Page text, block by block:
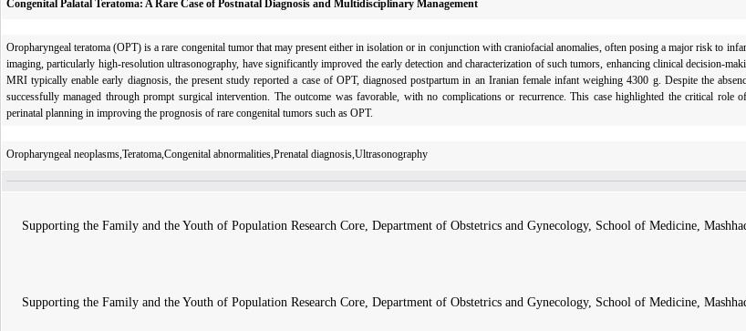
Congenital Palatal Teratoma: A Rare Case of Postnatal Diagnosis and Multidisciplinary Management
Oropharyngeal teratoma (OPT) is a rare congenital tumor that may present either in isolation or in conjunction with craniofacial anomalies, often posing a major risk to
imaging, particularly high-resolution ultrasonography, have significantly improved the early detection and characterization of such tumors, enhancing clinical decision-
MRI typically enable early diagnosis, the present study reported a case of OPT, diagnosed postpartum in an Iranian female infant weighing 4300 g. Despite the
successfully managed through prompt surgical intervention. The outcome was favorable, with no complications or recurrence. This case highlighted the critical role
perinatal planning in improving the prognosis of rare congenital tumors such as OPT.
Oropharyngeal neoplasms,Teratoma,Congenital abnormalities,Prenatal diagnosis,Ultrasonography
Supporting the Family and the Youth of Population Research Core, Department of Obstetrics and Gynecology, School of Medicine,
Supporting the Family and the Youth of Population Research Core, Department of Obstetrics and Gynecology, School of Medicine,